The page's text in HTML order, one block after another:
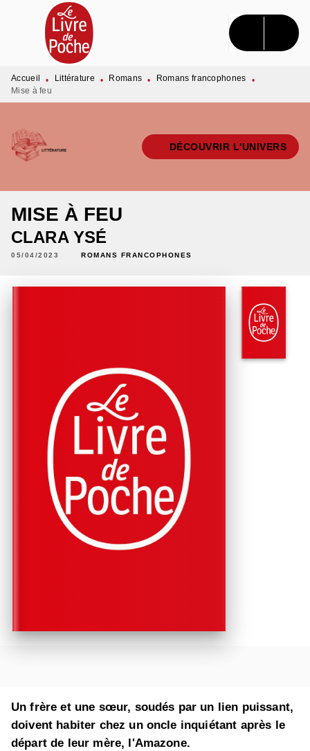
MENU RECHERCHE CONTENU
PIED DE PAGE
Accueil • Littérature • Romans • Romans francophones
•
Mise à feu
DÉCOUVRIR L'UNIVERS
MISE À FEU
CLARA YSÉ
05/04/2023 ROMANS FRANCOPHONES
Un frère et une sœur, soudés par un lien puissant,
doivent habiter chez un oncle inquiétant après le
départ de leur mère, l'Amazone.